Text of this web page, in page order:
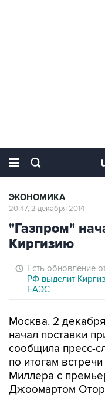
ЭКОНОМИКА
20:47, 2 декабря 2014
"Газпром"
Киргизию
Есть обновление
РФ выделит
ЕАЭС
Москва. 2
начал поставки
сообщила пресс-
по итогам
Миллера с
Джоомартом